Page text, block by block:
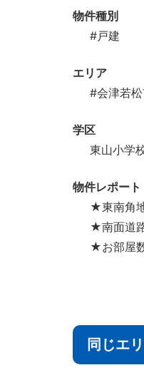
物件種別
#戸建
エリア
#会津若
学区
東山小学
物件レポート
★東南角
★南面道
★お部屋
同じエ